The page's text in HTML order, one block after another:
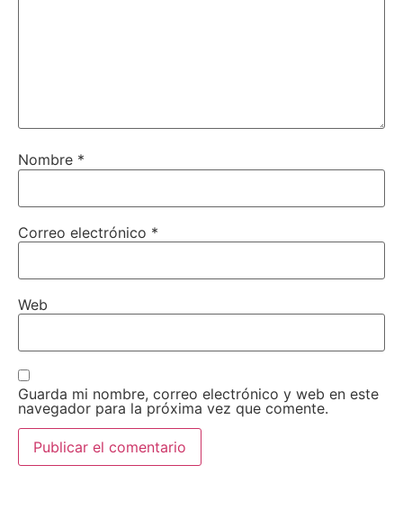
Nombre *
Correo electrónico *
Web
Guarda mi nombre, correo electrónico y web en este
navegador para la próxima vez que comente.